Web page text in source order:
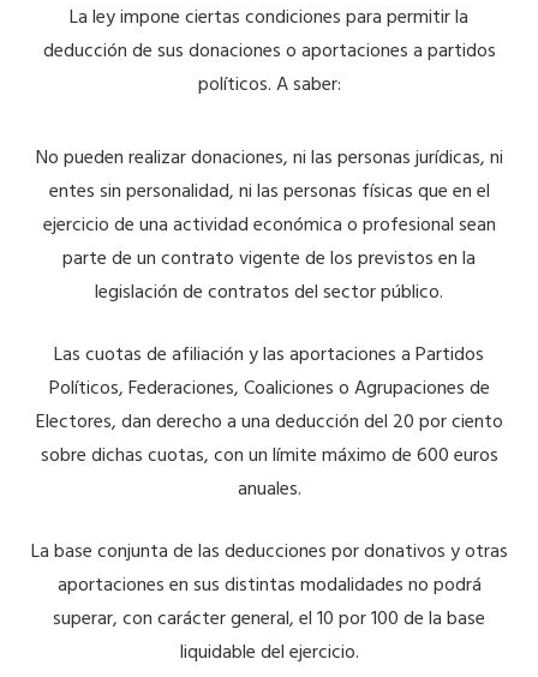
La ley impone ciertas condiciones para permitir la
deducción de sus donaciones o aportaciones a partidos
políticos. A saber:
No pueden realizar donaciones, ni las personas jurídicas, ni
entes sin personalidad, ni las personas físicas que en el
ejercicio de una actividad económica o profesional sean
parte de un contrato vigente de los previstos en la
legislación de contratos del sector público.
Las cuotas de afiliación y las aportaciones a Partidos
Políticos, Federaciones, Coaliciones o Agrupaciones de
Electores, dan derecho a una deducción del 20 por ciento
sobre dichas cuotas, con un límite máximo de 600 euros
anuales.
La base conjunta de las deducciones por donativos y otras
aportaciones en sus distintas modalidades no podrá
superar, con carácter general, el 10 por 100 de la base
liquidable del ejercicio.